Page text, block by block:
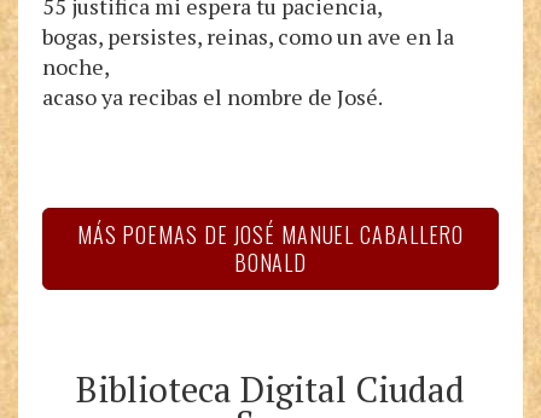
55 justifica mi espera tu paciencia,
bogas, persistes, reinas, como un ave en la
noche,
acaso ya recibas el nombre de José.
MÁS POEMAS DE JOSÉ MANUEL CABALLERO
BONALD
Biblioteca Digital Ciudad